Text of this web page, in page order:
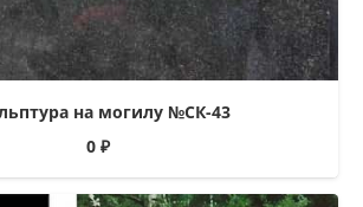
на могилу №СК-43
0 ₽